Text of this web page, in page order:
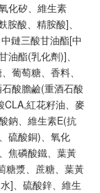
化矽、維生素
酸、精胺酸]、
鏈三酸甘油酯[中
酯(乳化劑)]、
葡萄糖、香料、
酸膽鹼(重酒石酸
CLA,紅花籽油、麥
鈉、維生素E(抗
硫酸銅)、氧化
焦磷酸鐵、葉黃
糖漿、蔗糖、葉黃
]、硫酸鋅、維生